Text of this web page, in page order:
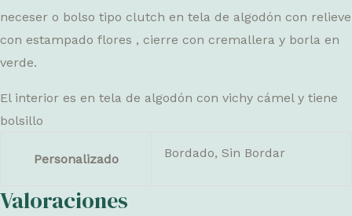
neceser o bolso tipo clutch en tela de algodón con relieve
con estampado flores , cierre con cremallera y borla en
verde.
El interior es en tela de algodón con vichy cámel y tiene
bolsillo
Personalizado Bordado, Sin Bordar
Valoraciones